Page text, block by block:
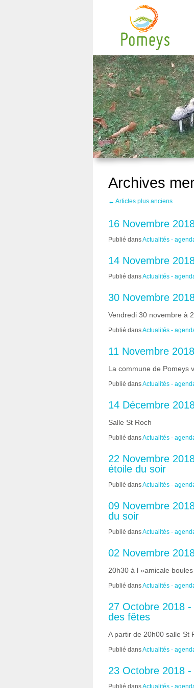
Archives
← Articles plus anciens
16 Novembre
Publié dansActualités -
14 Novembre
Publié dansActualités -
30 Novembre
Vendredi 30 novembre à
Publié dansActualités -
11 Novembre
La commune de Pomeys
Publié dansActualités -
14 Décembre
Salle St Roch
Publié dansActualités -
22 Novembre
étoile du soir
Publié dansActualités -
09 Novembre
du soir
Publié dansActualités -
02 Novembre
20h30 à l »amicale boules
Publié dansActualités -
27 Octobre 2018
des fêtes
A partir de 20h00 salle
Publié dansActualités -
23 Octobre 2018 -
Publié dansActualités -